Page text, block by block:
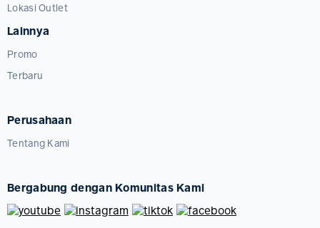
Lokasi Outlet
Lainnya
Promo
Terbaru
Perusahaan
Tentang Kami
Bergabung dengan Komunitas Kami